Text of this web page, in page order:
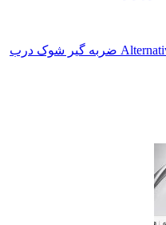
579,000 تومان